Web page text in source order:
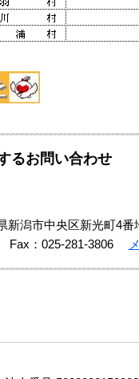
るお問い合わせ
新潟市中央区新光町4
Fax：025-281-3806